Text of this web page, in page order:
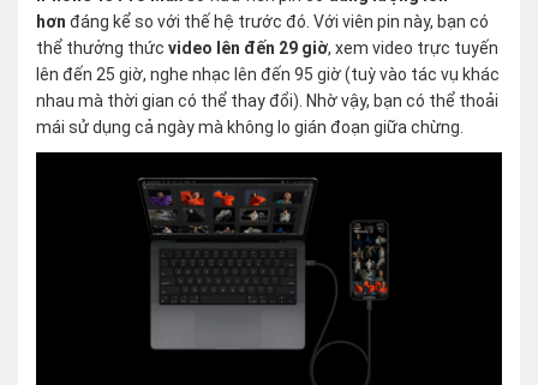
hơn đáng kể so với thế hệ trước đó. Với viên pin này, bạn có
thể thưởng thức video lên đến 29 giờ, xem video trực tuyến
lên đến 25 giờ, nghe nhạc lên đến 95 giờ (tuỳ vào tác vụ khác
nhau mà thời gian có thể thay đổi). Nhờ vậy, bạn có thể thoải
mái sử dụng cả ngày mà không lo gián đoạn giữa chừng.